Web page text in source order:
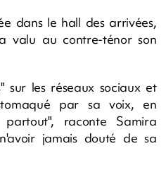
dans le hall des arrivées,
valu au contre-ténor son
sur les réseaux sociaux et
par sa voix, en
raconte Samira
jamais douté de sa